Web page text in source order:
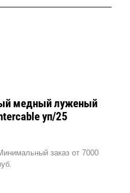
медный луженый
уп/25
заказ от 7000